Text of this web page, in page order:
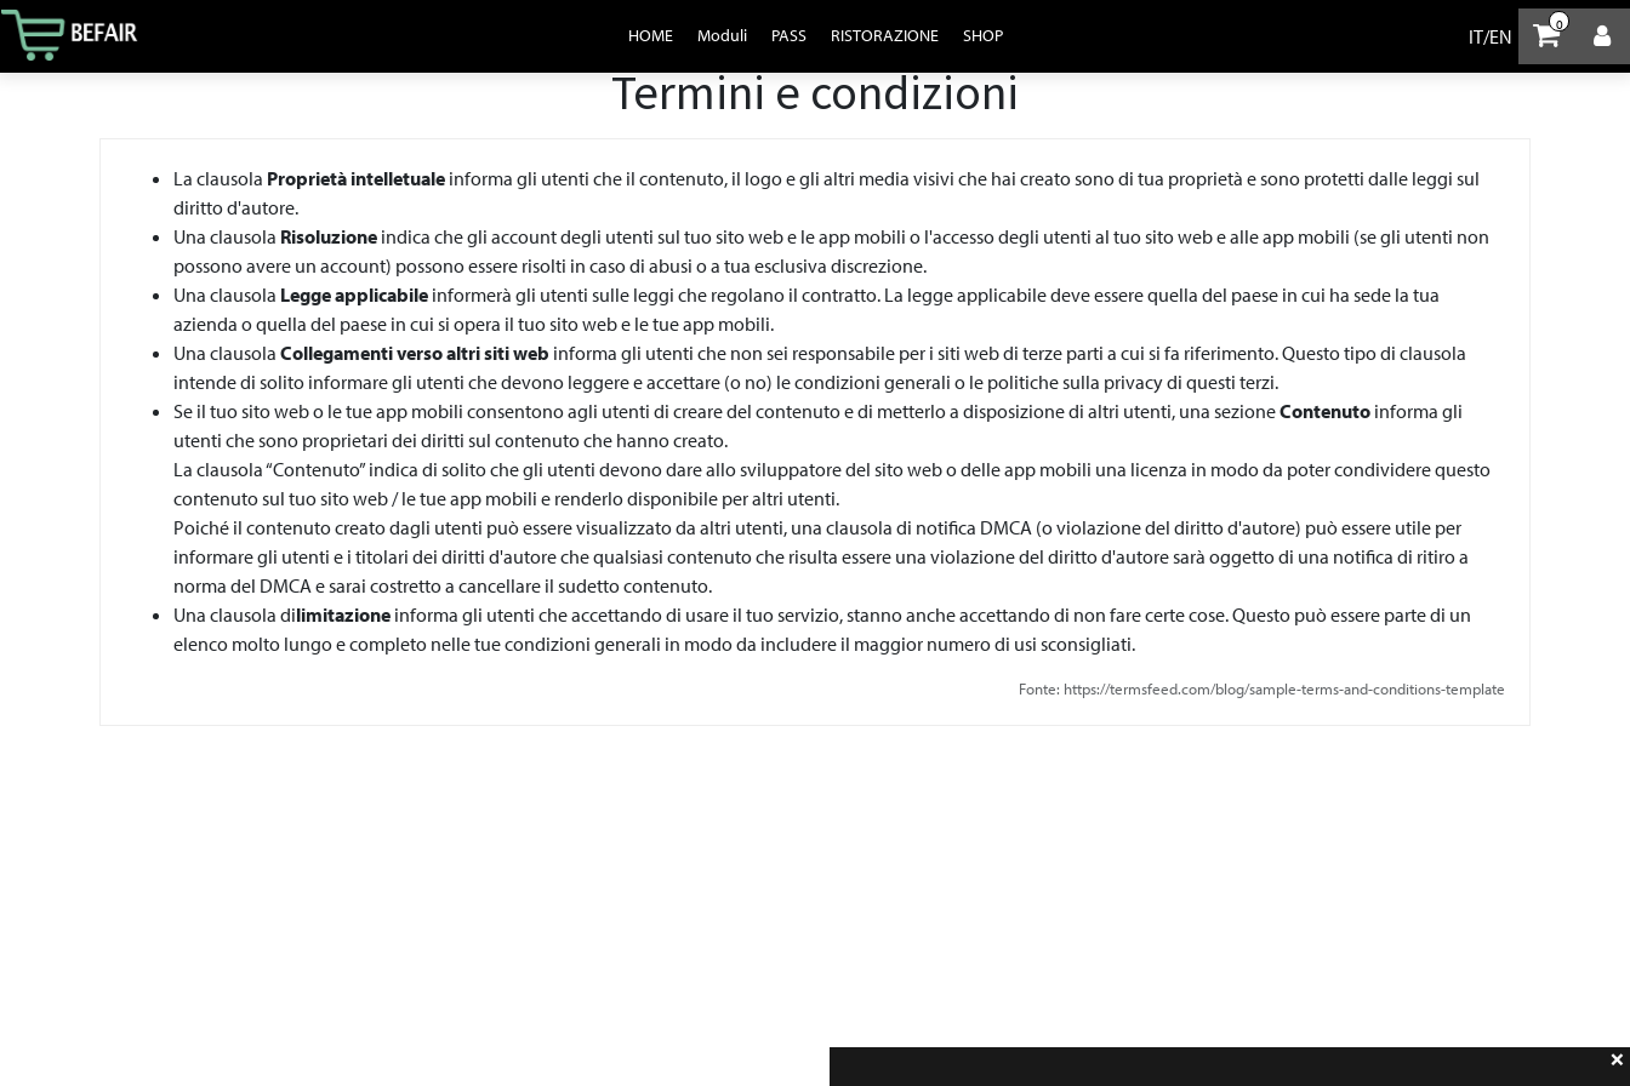
HOME Moduli PASS RISTORAZIONE SHOP
0
IT/EN
Termini e condizioni
La clausola Proprietà intelletuale informa gli utenti che il contenuto, il logo e gli altri media visivi che hai creato sono di tua proprietà e sono protetti dalle leggi sul
diritto d'autore.
Una clausola Risoluzione indica che gli account degli utenti sul tuo sito web e le app mobili o l'accesso degli utenti al tuo sito web e alle app mobili (se gli utenti non
possono avere un account) possono essere risolti in caso di abusi o a tua esclusiva discrezione.
Una clausola Legge applicabile informerà gli utenti sulle leggi che regolano il contratto. La legge applicabile deve essere quella del paese in cui ha sede la tua
azienda o quella del paese in cui si opera il tuo sito web e le tue app mobili.
Una clausolaCollegamenti verso altri siti web informa gli utenti che non sei responsabile per i siti web di terze parti a cui si fa riferimento. Questo tipo di clausola
intende di solito informare gli utenti che devono leggere e accettare (o no) le condizioni generali o le politiche sulla privacy di questi terzi.
Se il tuo sito web o le tue app mobili consentono agli utenti di creare del contenuto e di metterlo a disposizione di altri utenti, una sezioneContenuto informa gli
utenti che sono proprietari dei diritti sul contenuto che hanno creato.
La clausola “Contenuto” indica di solito che gli utenti devono dare allo sviluppatore del sito web o delle app mobili una licenza in modo da poter condividere questo
contenuto sul tuo sito web / le tue app mobili e renderlo disponibile per altri utenti.
Poiché il contenuto creato dagli utenti può essere visualizzato da altri utenti, una clausola di notifica DMCA (o violazione del diritto d'autore) può essere utile per
informare gli utenti e i titolari dei diritti d'autore che qualsiasi contenuto che risulta essere una violazione del diritto d'autore sarà oggetto di una notifica di ritiro a
norma del DMCA e sarai costretto a cancellare il sudetto contenuto.
Una clausola dilimitazione informa gli utenti che accettando di usare il tuo servizio, stanno anche accettando di non fare certe cose. Questo può essere parte di un
elenco molto lungo e completo nelle tue condizioni generali in modo da includere il maggior numero di usi sconsigliati.
Fonte: https://termsfeed.com/blog/sample-terms-and-conditions-template